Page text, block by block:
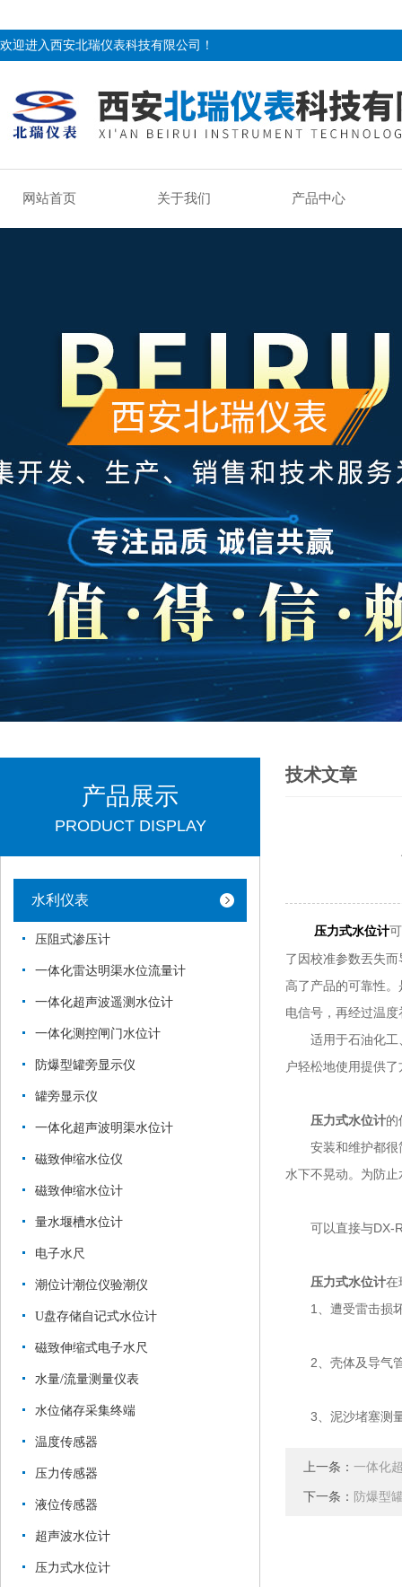
欢迎进入西安北瑞仪表科技有限公司！
网站首页 关于我们 产品中心
产品展示
PRODUCT DISPLAY
水利仪表
压阻式渗压计
一体化雷达明渠水位流量计
一体化超声波遥测水位计
一体化测控闸门水位计
防爆型罐旁显示仪
罐旁显示仪
一体化超声波明渠水位计
磁致伸缩水位仪
磁致伸缩水位计
量水堰槽水位计
电子水尺
潮位计潮位仪验潮仪
U盘存储自记式水位计
磁致伸缩式电子水尺
水量/流量测量仪表
水位储存采集终端
温度传感器
压力传感器
液位传感器
超声波水位计
压力式水位计
技术文章
压力式水位计
了因校准参数丟失
高了产品的可靠性
电信号，再经过温
适用于石油化工、
户轻松地使用提供了
压力式水位计的
安装和维护都很简
水下不晃动。为防
可以直接与DX-
压力式水位计在
1、遭受雷击损坏
2、壳体及导气管
3、泥沙堵塞测量
上一条： 一体化
下一条： 防爆型